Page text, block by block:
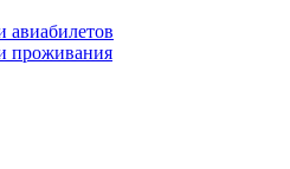
авиабилетов
проживания